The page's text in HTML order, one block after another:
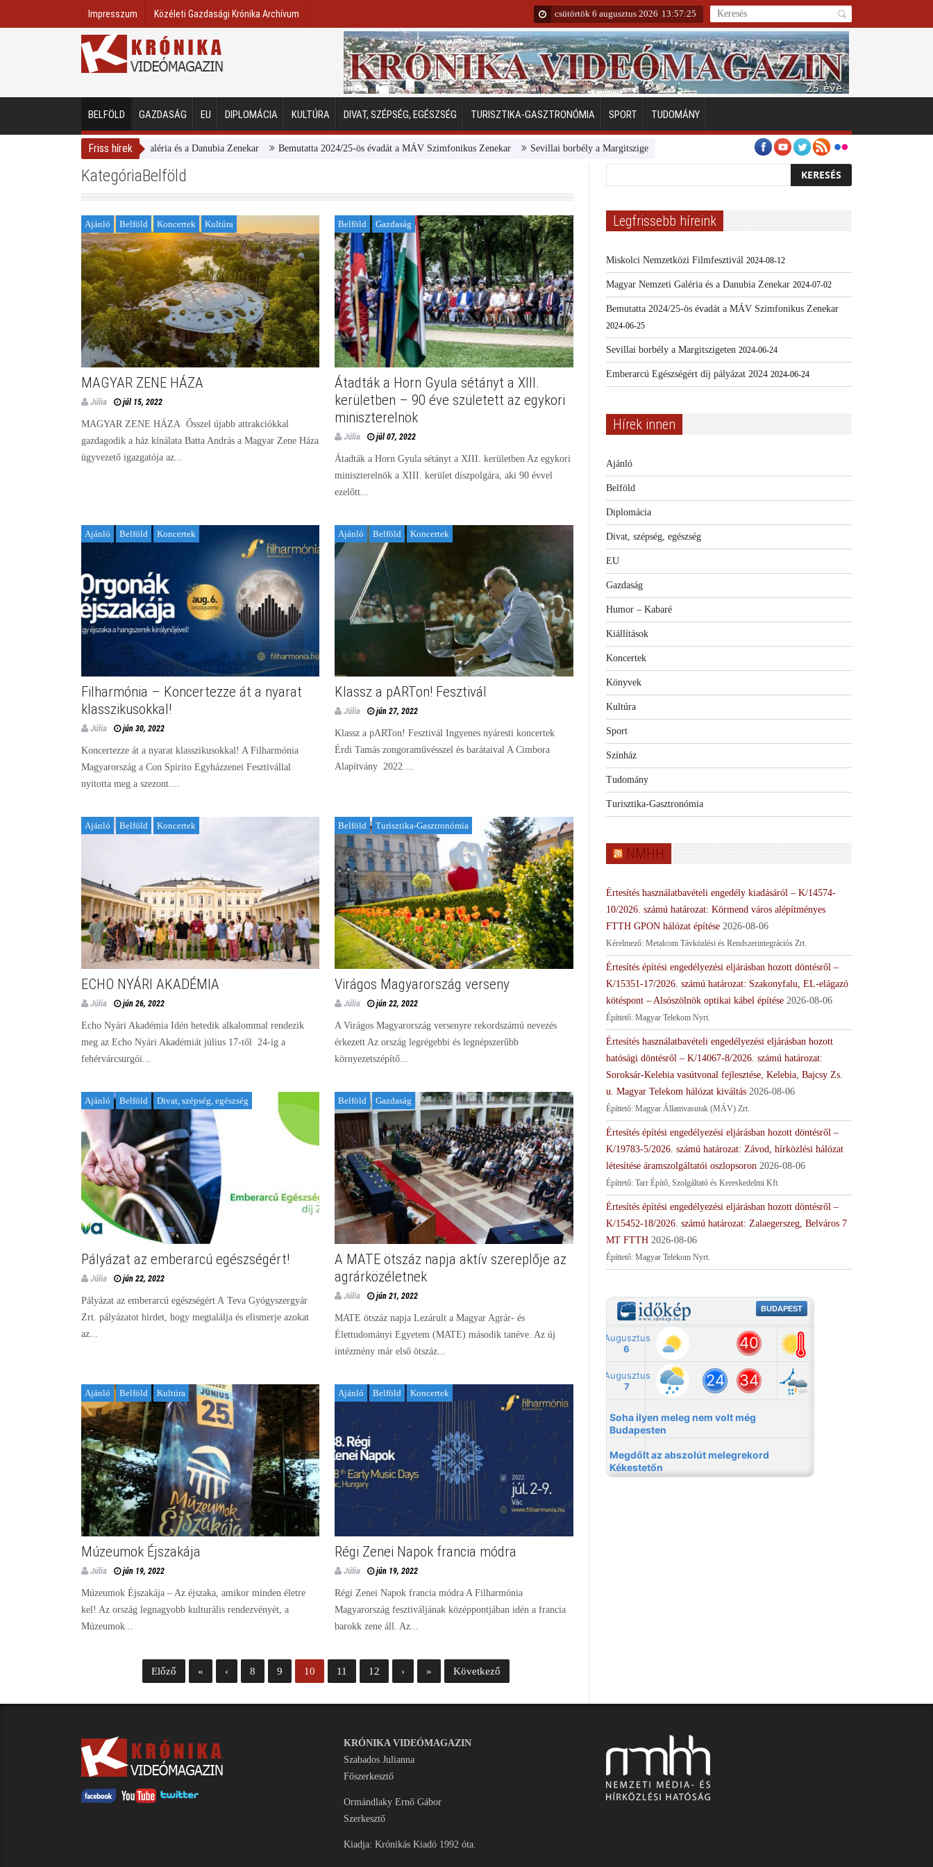
Impresszum Közéleti Gazdasági Krónika Archívum csütörtök 6 augusztus 2026 13:57:26
BELFÖLD GAZDASÁG EU DIPLOMÁCIA KULTÚRA DIVAT, SZÉPSÉG, EGÉSZSÉG TURISZTIKA-GASZTRONÓMIA SPORT TUDOMÁNY
Friss hírek
Magyar Nemzeti Galéria és a Danubia Zenekar Bemutatta 2024/25-ös évadát a MÁV Szimfonikus Zenekar Sevillai borbély a Margitszigeten Emberarcú Egészségért díj pályázat 2024 Kertész/Kópiák
KategóriaBelföld
Ajánló Belföld Koncertek Kultúra
MAGYAR ZENE HÁZA
Júlia júl 15, 2022
MAGYAR ZENE HÁZA Ősszel újabb attrakciókkal
gazdagodik a ház kínálata Batta András a Magyar Zene Háza
ügyvezető igazgatója az...
Belföld Gazdaság
Átadták a Horn Gyula sétányt a XIII.
kerületben – 90 éve született az egykori
miniszterelnök
Júlia júl 07, 2022
Átadták a Horn Gyula sétányt a XIII. kerületben Az egykori
miniszterelnök a XIII. kerület díszpolgára, aki 90 évvel
ezelőtt...
Ajánló Belföld Koncertek
Filharmónia – Koncertezze át a nyarat
klasszikusokkal!
Júlia jún 30, 2022
Koncertezze át a nyarat klasszikusokkal! A Filharmónia
Magyarország a Con Spirito Egyházzenei Fesztivállal
nyitotta meg a szezont....
Ajánló Belföld Koncertek
Klassz a pARTon! Fesztivál
Júlia jún 27, 2022
Klassz a pARTon! Fesztivál Ingyenes nyáresti koncertek
Érdi Tamás zongoraművésszel és barátaival A Cimbora
Alapítvány 2022....
Ajánló Belföld Koncertek
ECHO NYÁRI AKADÉMIA
Júlia jún 26, 2022
Echo Nyári Akadémia Idén hetedik alkalommal rendezik
meg az Echo Nyári Akadémiát július 17-től 24-ig a
fehérvárcsurgói...
Belföld Turisztika-Gasztronómia
Virágos Magyarország verseny
Júlia jún 22, 2022
A Virágos Magyarország versenyre rekordszámú nevezés
érkezett Az ország legrégebbi és legnépszerűbb
környezetszépítő...
Ajánló Belföld Divat, szépség, egészség
Pályázat az emberarcú egészségért!
Júlia jún 22, 2022
Pályázat az emberarcú egészségért A Teva Gyógyszergyár
Zrt. pályázatot hirdet, hogy megtalálja és elismerje azokat
az...
Belföld Gazdaság
A MATE ötszáz napja aktív szereplője az
agrárközéletnek
Júlia jún 21, 2022
MATE ötszáz napja Lezárult a Magyar Agrár- és
Élettudományi Egyetem (MATE) második tanéve. Az új
intézmény már első ötszáz...
Ajánló Belföld Kultúra
Múzeumok Éjszakája
Júlia jún 19, 2022
Múzeumok Éjszakája – Az éjszaka, amikor minden életre
kel! Az ország legnagyobb kulturális rendezvényét, a
Múzeumok...
Ajánló Belföld Koncertek
Régi Zenei Napok francia módra
Júlia jún 19, 2022
Régi Zenei Napok francia módra A Filharmónia
Magyarország fesztiváljának középpontjában idén a francia
barokk zene áll. Az...
Előző « ‹ 8 9 10 11 12 › » Következő
Legfrissebb híreink
Miskolci Nemzetközi Filmfesztivál 2024-08-12
Magyar Nemzeti Galéria és a Danubia Zenekar 2024-07-02
Bemutatta 2024/25-ös évadát a MÁV Szimfonikus Zenekar
2024-06-25
Sevillai borbély a Margitszigeten 2024-06-24
Emberarcú Egészségért díj pályázat 2024 2024-06-24
Hírek innen
Ajánló
Belföld
Diplomácia
Divat, szépség, egészség
EU
Gazdaság
Humor – Kabaré
Kiállítások
Koncertek
Könyvek
Kultúra
Sport
Színház
Tudomány
Turisztika-Gasztronómia
NMHH
Értesítés használatbavételi engedély kiadásáról – K/14574-
10/2026. számú határozat: Körmend város alépítményes
FTTH GPON hálózat építése 2026-08-06
Kérelmező: Metalcom Távközlési és Rendszerintegrációs Zrt.
Értesítés építési engedélyezési eljárásban hozott döntésről –
K/15351-17/2026. számú határozat: Szakonyfalu, EL-elágazó
kötéspont – Alsószölnök optikai kábel építése 2026-08-06
Építtető: Magyar Telekom Nyrt.
Értesítés használatbavételi engedélyezési eljárásban hozott
hatósági döntésről – K/14067-8/2026. számú határozat:
Soroksár-Kelebia vasútvonal fejlesztése, Kelebia, Bajcsy Zs.
u. Magyar Telekom hálózat kiváltás 2026-08-06
Építtető: Magyar Államvasutak (MÁV) Zrt.
Értesítés építési engedélyezési eljárásban hozott döntésről –
K/19783-5/2026. számú határozat: Závod, hírközlési hálózat
létesítése áramszolgáltatói oszlopsoron 2026-08-06
Építtető: Tarr Építő, Szolgáltató és Kereskedelmi Kft.
Értesítés építési engedélyezési eljárásban hozott döntésről –
K/15452-18/2026. számú határozat: Zalaegerszeg, Belváros 7
MT FTTH 2026-08-06
Építtető: Magyar Telekom Nyrt.
KRÓNIKA VIDEÓMAGAZIN
Szabados Julianna
Főszerkesztő
Ormándlaky Ernő Gábor
Szerkesztő
Kiadja: Krónikás Kiadó 1992 óta.